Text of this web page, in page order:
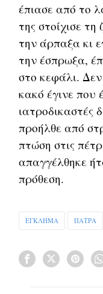
έπιασε από το
της στοίχισε
την άρπαξα κι
την έσπρωξα,
στο κεφάλι.
κακό έγινε που
ιατροδικαστές
προήλθε από
πτώση στις
απαγγέλθηκε
πρόθεση.
ΕΓΚΛΗΜΑ ΠΑΤΡΑ